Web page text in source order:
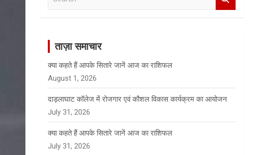
ताज़ा समाचार
क्या कहते हैं आपके सितारे जानें आज का राशिफल
August 1, 2026
दाड़लाघाट कॉलेज में रोजगार एवं कौशल विकास कार्यक्रम का आयोजन
July 31, 2026
क्या कहते हैं आपके सितारे जानें आज का राशिफल
July 31, 2026